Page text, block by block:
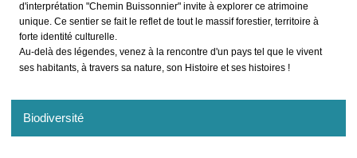
d'interprétation "Chemin Buissonnier" invite à explorer ce atrimoine
unique. Ce sentier se fait le reflet de tout le massif forestier, territoire à
forte identité culturelle.
Au-delà des légendes, venez à la rencontre d'un pays tel que le vivent
ses habitants, à travers sa nature, son Histoire et ses histoires !
Biodiversité